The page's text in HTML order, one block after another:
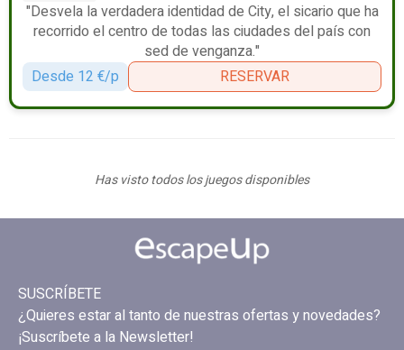
"Desvela la verdadera identidad de City, el sicario que ha
recorrido el centro de todas las ciudades del país con
sed de venganza."
Desde 12 €/p
RESERVAR
Has visto todos los juegos disponibles
SUSCRÍBETE
¿Quieres estar al tanto de nuestras ofertas y novedades?
¡Suscríbete a la Newsletter!